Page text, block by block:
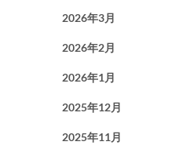
2026年3月
2026年2月
2026年1月
2025年12月
2025年11月